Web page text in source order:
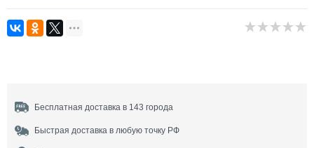
Бесплатная доставка в 143 города
Быстрая доставка в любую точку РФ